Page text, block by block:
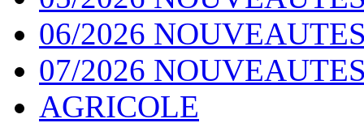
06/2026
07/2026
AGRICOLE